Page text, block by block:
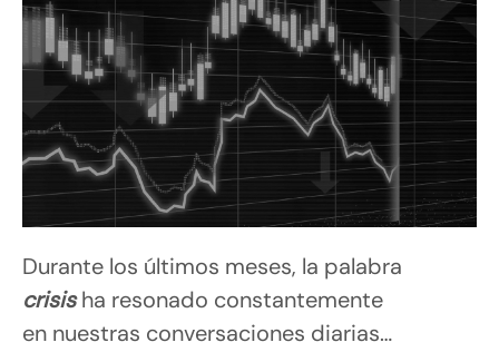
Durante los últimos meses, la palabra
crisisha resonado constantemente
en nuestras conversaciones diarias…